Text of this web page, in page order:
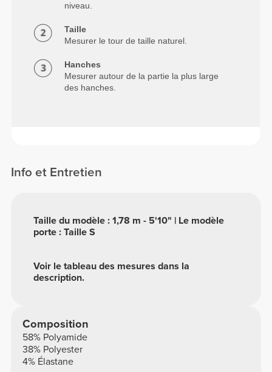
niveau.
Taille
Mesurer le tour de taille naturel.
Hanches
Mesurer autour de la partie la plus large
des hanches.
Info et Entretien
Voir le tableau des mesures dans la
description.
Taille du modèle : 1,78 m - 5'10" | Le modèle
porte : Taille S
Composition
58% Polyamide
38% Polyester
4% Élastane